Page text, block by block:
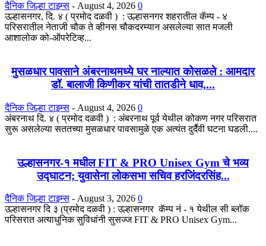
दैनिक जिल्हा टाइम्स - August 4, 2026 0
उल्हासनगर, दि. ४ ( प्रमोद दळवी ) : उल्हासनगर शहरातील कॅम्प - ४
परिसरातील नेताजी चौक ते व्हीनस चौकदरम्यान असलेल्या सात मजली
आशालोक को-ऑपरेटिव्ह...
मुसळधार पावसाने अंबरनाथमध्ये घर नाल्यात कोसळले : आमदार
डॉ. बालाजी किणीकर यांची तातडीने धाव,...
दैनिक जिल्हा टाइम्स - August 4, 2026 0
अंबरनाथ दि. ४ ( प्रमोद दळवी ) : अंबरनाथ पूर्व येथील कोकण नगर परिसरात
सुरू असलेल्या सततच्या मुसळधार पावसामुळे एक अत्यंत दुर्दैवी घटना घडली....
उल्हासनगर-१ मधील FIT & PRO Unisex Gym चे भव्य
उद्घाटन; युवासेना लोकसभा सचिव हरजिंदरसिंह...
दैनिक जिल्हा टाइम्स - August 3, 2026 0
उल्हासनगर दि ३ (प्रमोद दळवी ) : उल्हासनगर कॅम्प नं - १ येथील सी ब्लॉक
परिसरात अत्याधुनिक सुविधांनी सुसज्ज FIT & PRO Unisex Gym...